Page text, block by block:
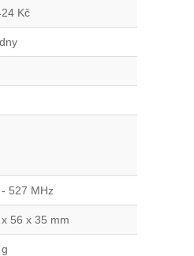
Kč
527 MHz
56 x 35 mm